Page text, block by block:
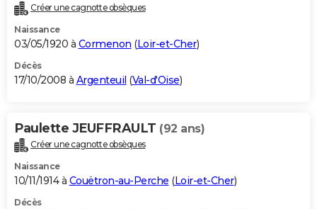
Créer une cagnotte obsèques
Naissance
03/05/1920 à Cormenon (Loir-et-Cher)
Décès
17/10/2008 à Argenteuil (Val-d'Oise)
Paulette JEUFFRAULT (92 ans)
Créer une cagnotte obsèques
Naissance
10/11/1914 à Couëtron-au-Perche (Loir-et-Cher)
Décès